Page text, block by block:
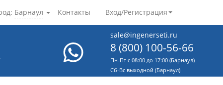
Контакты Вход/Регистрация
Барнаул
sale@ingenerseti.ru
8 (800) 100-56-66
Пн-Пт с 08:00 до 17:00 (Барнаул)
Cб-Вс выходной (Барнаул)